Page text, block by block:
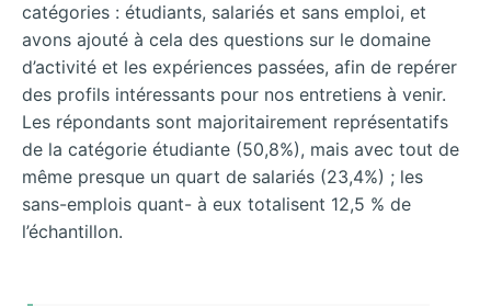
catégories : étudiants, salariés et sans emploi, et
avons ajouté à cela des questions sur le domaine
d’activité et les expériences passées, afin de repérer
des profils intéressants pour nos entretiens à venir.
Les répondants sont majoritairement représentatifs
de la catégorie étudiante (50,8%), mais avec tout de
même presque un quart de salariés (23,4%) ; les
sans-emplois quant- à eux totalisent 12,5 % de
l’échantillon.